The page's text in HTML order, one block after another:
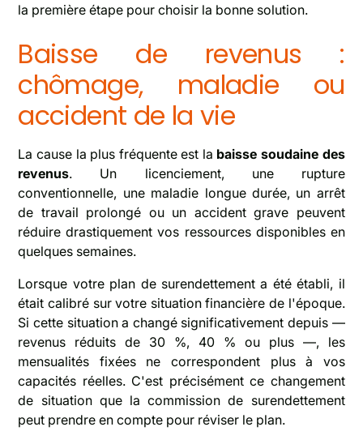
la première étape pour choisir la bonne solution.
Baisse de revenus :
chômage, maladie ou
accident de la vie
La cause la plus fréquente est la baisse soudaine des
revenus. Un licenciement, une rupture
conventionnelle, une maladie longue durée, un arrêt
de travail prolongé ou un accident grave peuvent
réduire drastiquement vos ressources disponibles en
quelques semaines.
Lorsque votre plan de surendettement a été établi, il
était calibré sur votre situation financière de l'époque.
Si cette situation a changé significativement depuis —
revenus réduits de 30 %, 40 % ou plus —, les
mensualités fixées ne correspondent plus à vos
capacités réelles. C'est précisément ce changement
de situation que la commission de surendettement
peut prendre en compte pour réviser le plan.